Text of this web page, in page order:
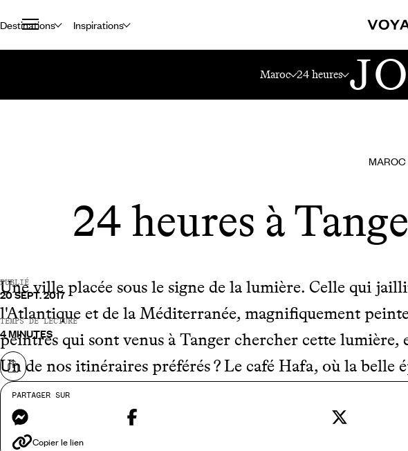
Destinations Inspirations
Maroc 24 heures
MAROC
24 heures à
PUBLIÉ
20 SEPT. 2017
TEMPS DE LECTURE
4 MINUTES
Partager sur
PARTAGER SUR
Messenger
Copier le lien
Une ville placée sous le signe de la lumière. Celle qui
l'Atlantique et de la Méditerranée, magnifiquement
peintres qui sont venus à Tanger chercher cette lumière,
Un de nos itinéraires préférés ? Le café Hafa, où la belle
direction la Kasbah sur les hauteurs de la ville, traverser
Socco et du Grand-Socco, enfin terminer la journée par